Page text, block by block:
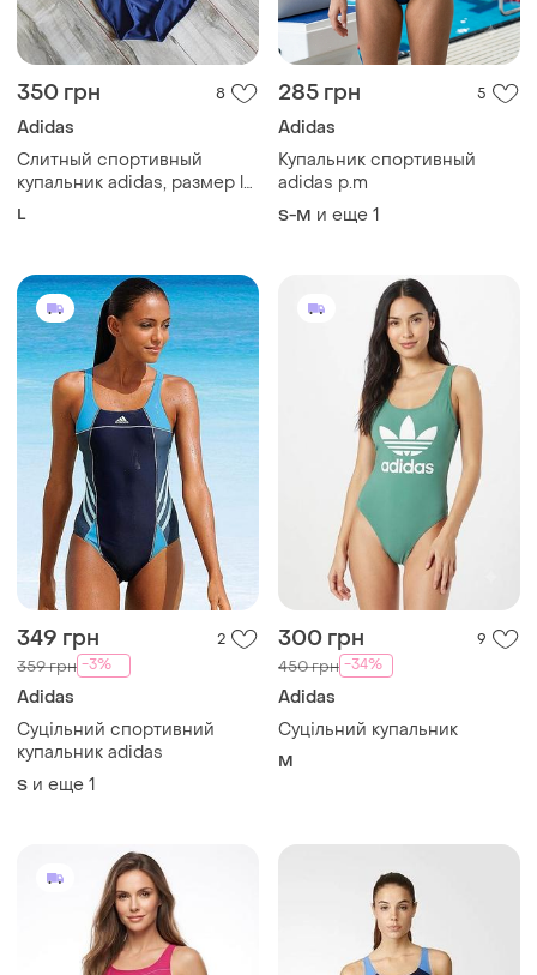
350 грн 8
Adidas
Слитный спортивный
купальник adidas, размер l
(d 40 / u9 36)
L
285 грн 5
Adidas
Купальник спортивный
adidas р.m
S-M и еще 1
349 грн 2
359 грн -3%
Adidas
Суцільний спортивний
купальник adidas
S и еще 1
300 грн 9
450 грн -34%
Adidas
Суцільний купальник
M